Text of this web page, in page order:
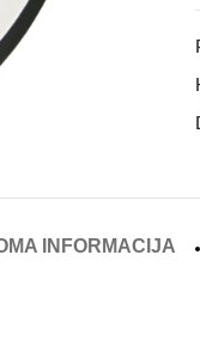
INFORMACIJA